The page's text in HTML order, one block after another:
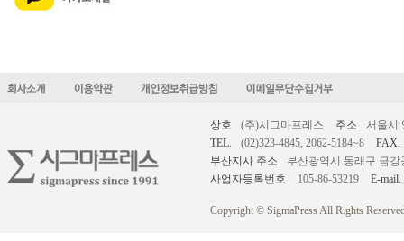
상호 (주)시그마프레스 주소
서울시
TEL.
(02)323-4845, 2062-5184~8
FAX.
부산지사 주소
부산광역시 동래구 금강
사업자등록번호
105-86-53219 E-mail.
Copyright © SigmaPress All Rights